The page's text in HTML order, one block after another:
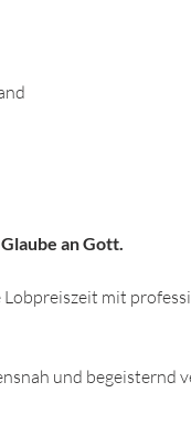
an Gott.
mit
und begeisternd